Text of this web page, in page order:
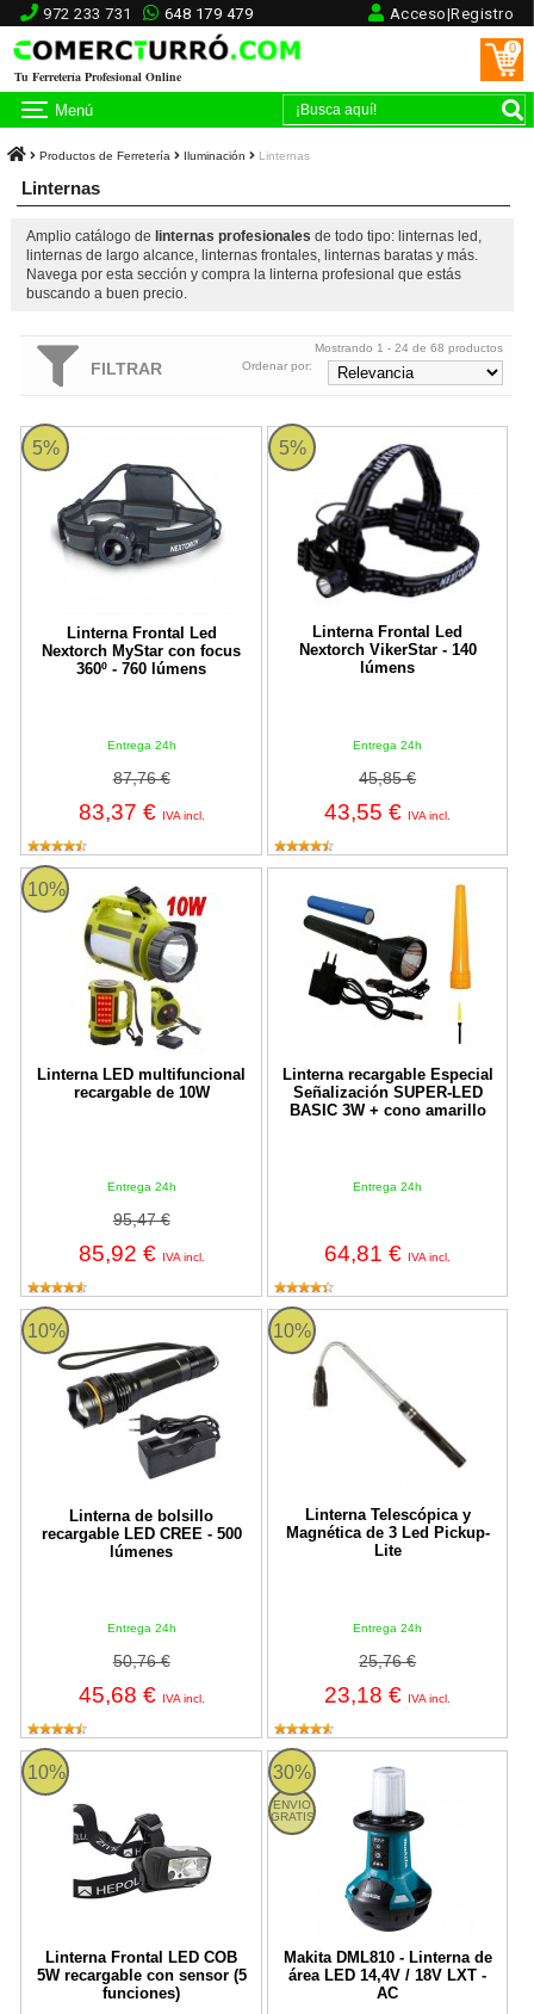
972 233 731 648 179 479 Acceso|Registro
Tu Ferretería Profesional Online
0
Menú
Productos de Ferretería Iluminación Linternas
Linternas
Amplio catálogo de linternas profesionales de todo tipo: linternas led,
linternas de largo alcance, linternas frontales, linternas baratas y más.
Navega por esta sección y compra la linterna profesional que estás
buscando a buen precio.
FILTRAR
Mostrando 1 - 24 de 68 productos
Ordenar por:
5%
Linterna Frontal Led
Nextorch MyStar con focus
360º - 760 lúmens
Entrega 24h
87,76 €
83,37 € IVA incl.
Linterna Frontal Led Nextorch MyStar con focus 360º - 760
5%
Linterna Frontal Led
Nextorch VikerStar - 140
lúmens
Entrega 24h
45,85 €
43,55 € IVA incl.
Linterna Frontal Led Nextorch
10%
Linterna LED multifuncional
recargable de 10W
Entrega 24h
95,47 €
85,92 € IVA incl.
Linterna LED multifuncional recargable de 10W
Linterna recargable Especial
Señalización SUPER-LED
BASIC 3W + cono amarillo
Entrega 24h
64,81 € IVA incl.
Linterna recargable Especial
10%
Linterna de bolsillo
recargable LED CREE - 500
lúmenes
Entrega 24h
50,76 €
45,68 € IVA incl.
Linterna de bolsillo recargable LED CREE - 500 lúmenes
10%
Linterna Telescópica y
Magnética de 3 Led Pickup-
Lite
Entrega 24h
25,76 €
23,18 € IVA incl.
Linterna Telescópica y Magnética
10%
Linterna Frontal LED COB
5W recargable con sensor (5
funciones)
Linterna Frontal LED COB 5W recargable con sensor (5
30%
ENVIO
GRATIS
Makita DML810 - Linterna de
área LED 14,4V / 18V LXT -
AC
Makita DML810 - Linterna de